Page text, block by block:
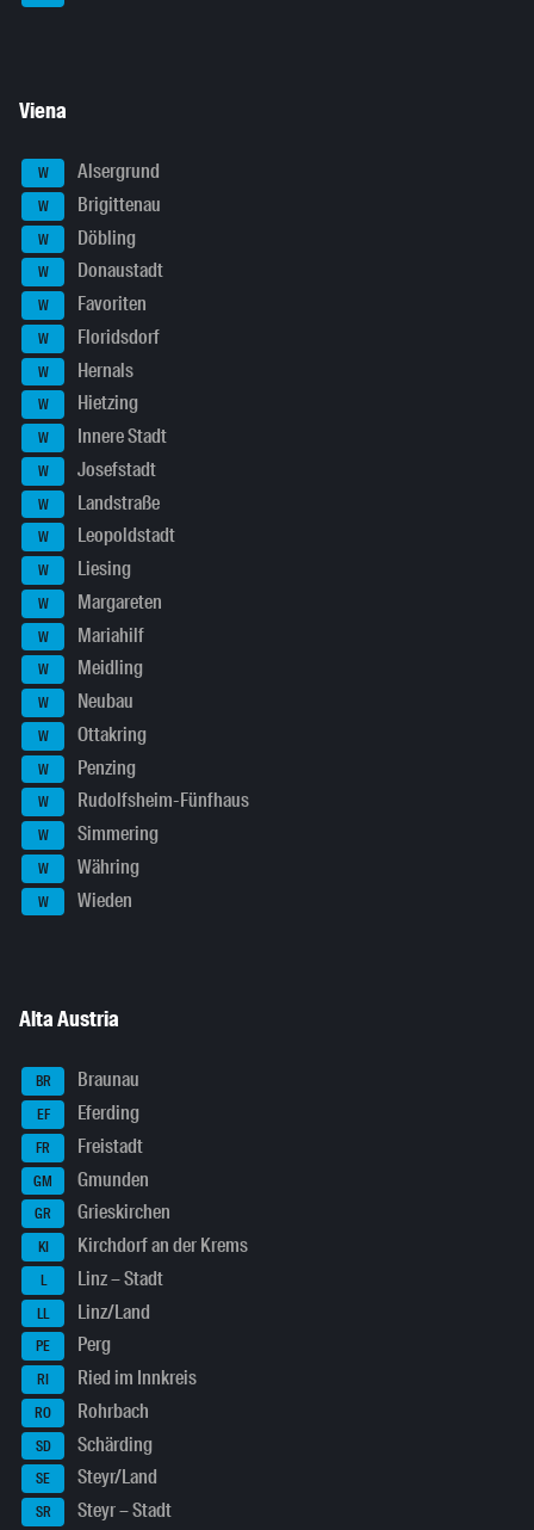
Viena
W Alsergrund
W Brigittenau
W Döbling
W Donaustadt
W Favoriten
W Floridsdorf
W Hernals
W Hietzing
W Innere Stadt
W Josefstadt
W Landstraße
W Leopoldstadt
W Liesing
W Margareten
W Mariahilf
W Meidling
W Neubau
W Ottakring
W Penzing
W Rudolfsheim-Fünfhaus
W Simmering
W Währing
W Wieden
Alta Austria
BR Braunau
EF Eferding
FR Freistadt
GM Gmunden
GR Grieskirchen
KI Kirchdorf an der Krems
L Linz – Stadt
LL Linz/Land
PE Perg
RI Ried im Innkreis
RO Rohrbach
SD Schärding
SE Steyr/Land
SR Steyr – Stadt